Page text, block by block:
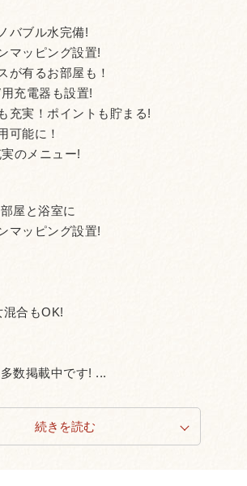
バブル水完備!
マッピング設置!
有るお部屋も！
充電器も設置!
充実！ポイントも貯まる!
可能に！
のメニュー!
屋と浴室に
マッピング設置!
合もOK!
数掲載中です! ...
続きを読む